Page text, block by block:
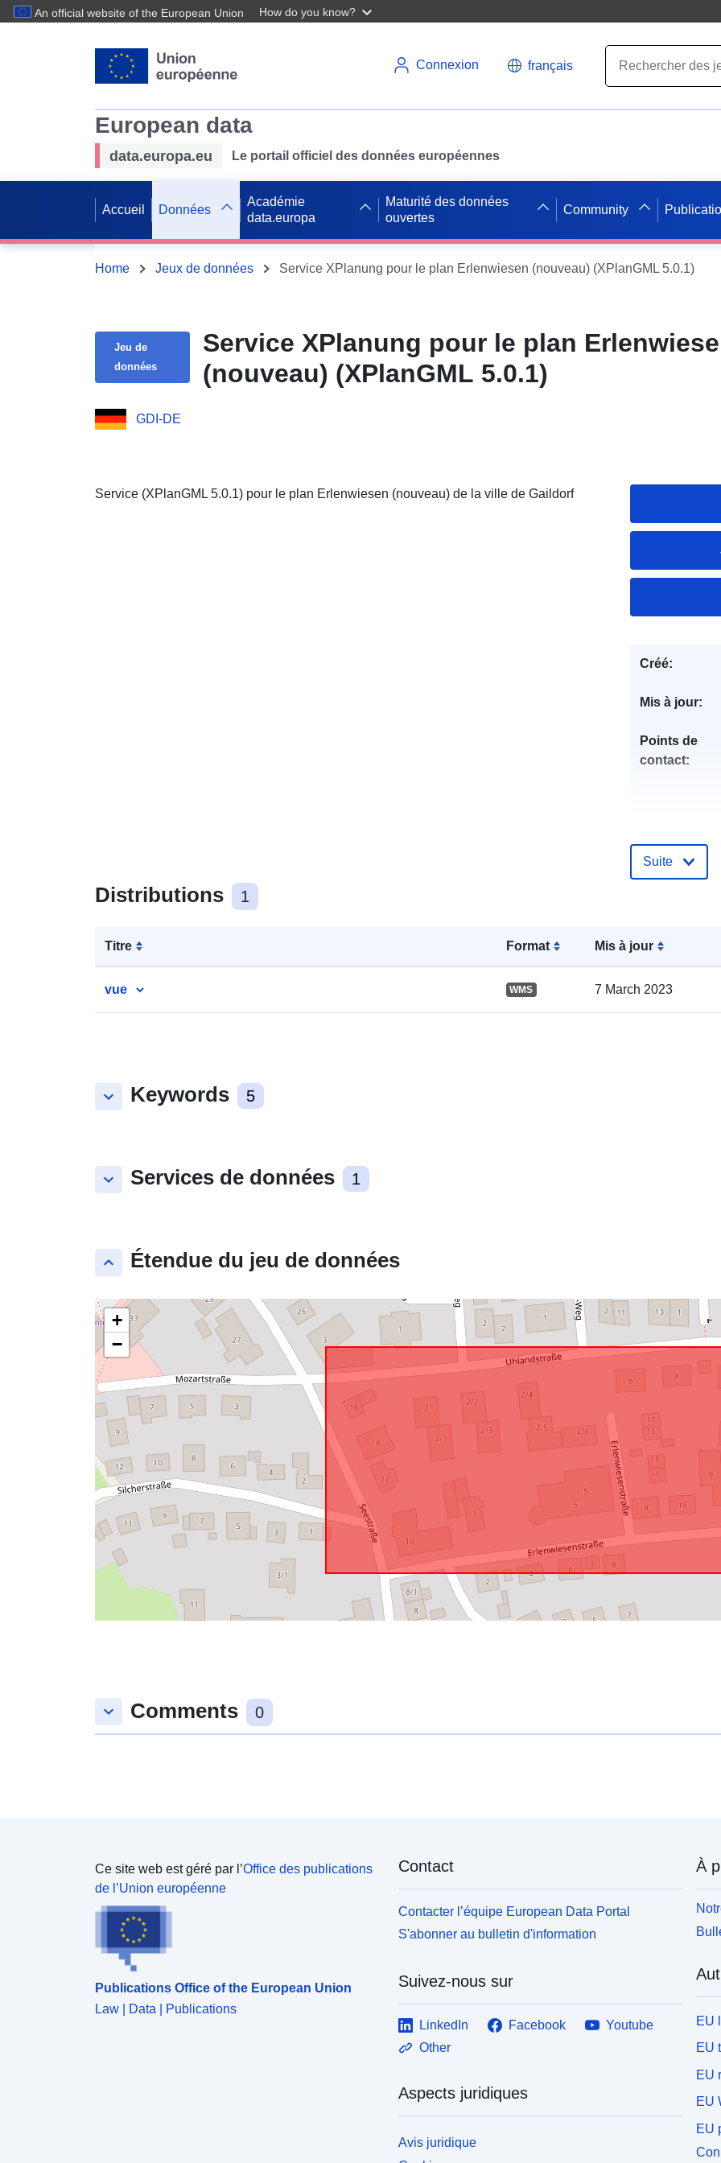
An official website of the European Union How do you know?
Connexion français
European data
data.europa.eu Le portail officiel des données européennes
Accueil Données
Académie
data.europa
Maturité des données
ouvertes
Community
Home Jeux de données Service XPlanung pour le plan Erlenwiesen (nouveau) (XPlanGML 5.0.1)
Jeu de
données
Service XPlanung pour le plan
(nouveau) (XPlanGML 5.0.1)
GDI-DE
Service (XPlanGML 5.0.1) pour le plan Erlenwiesen (nouveau) de la ville de Gaildorf
Distributions 1
Titre Format Mis à jour
vue WMS 7 March 2023
keyboard_arrow_down Keywords 5
keyboard_arrow_down Services de données 1
keyboard_arrow_up Étendue du jeu de données
+
−
Créé:
Mis à jour:
Points de
contact:
spatial:
Suite
keyboard_arrow_down Comments 0
Ce site web est géré par l’Office des publications
de l’Union européenne
Publications Office of the European Union
Law | Data | Publications
Contact
Contacter l’équipe European Data Portal
S'abonner au bulletin d'information
Suivez-nous sur
LinkedIn Facebook
Youtube
Other
Aspects juridiques
Avis juridique
À
EU
EU
EU
EU
EU